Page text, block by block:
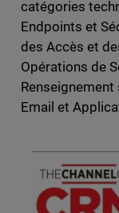
catégories
Endpoints et
des Accès et
Opérations de
Renseignement
Email et